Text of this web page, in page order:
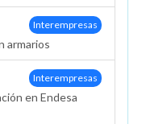
Interempresas
armarios
Interempresas
en Endesa